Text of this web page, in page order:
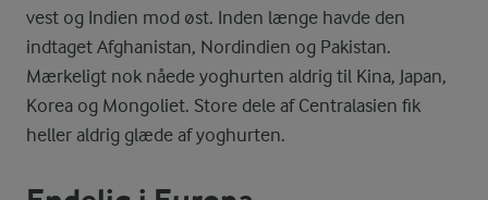
vest og Indien mod øst. Inden længe havde den
indtaget Afghanistan, Nordindien og Pakistan.
Mærkeligt nok nåede yoghurten aldrig til Kina, Japan,
Korea og Mongoliet. Store dele af Centralasien fik
heller aldrig glæde af yoghurten.